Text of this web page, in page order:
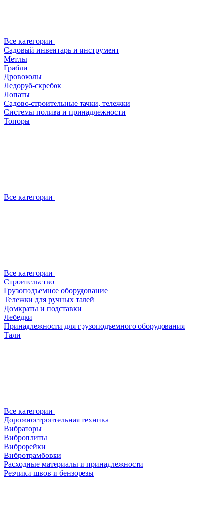
Все категории
Садовый инвентарь и инструмент
Метлы
Грабли
Дровоколы
Ледоруб-скребок
Лопаты
Садово-строительные тачки, тележки
Системы полива и принадлежности
Топоры
Все категории
Все категории
Строительство
Грузоподъемное оборудование
Тележки для ручных талей
Домкраты и подставки
Лебедки
Принадлежности для грузоподъемного оборудования
Тали
Все категории
Дорожностроительная техника
Вибраторы
Виброплиты
Виброрейки
Вибротрамбовки
Расходные материалы и принадлежности
Резчики швов и бензорезы